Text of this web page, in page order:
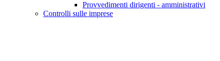
Provvedimenti dirigenti - amministrativi
Controlli sulle imprese